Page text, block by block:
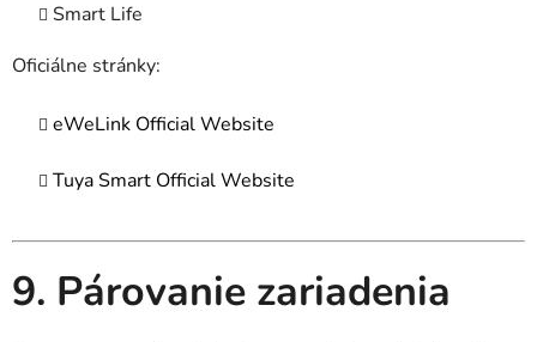
Smart Life
Oficiálne stránky:
eWeLink Official Website
Tuya Smart Official Website
9. Párovanie zariadenia